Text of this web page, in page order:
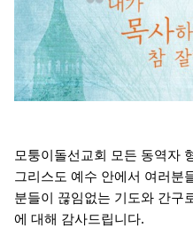
모퉁이돌선교회 모든 동역자
그리스도 예수 안에서 여러분
분들이 끊임없는 기도와 간구
에 대해 감사드립니다.